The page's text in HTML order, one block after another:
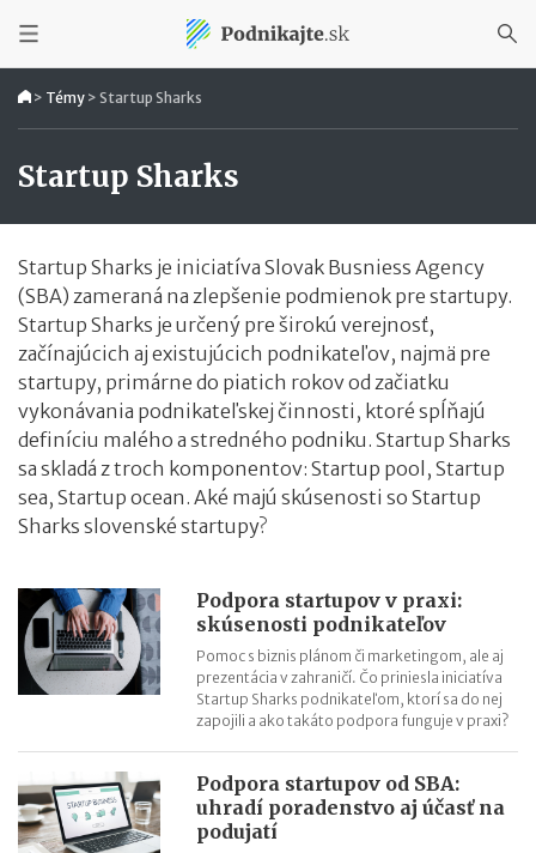
> Témy > Startup Sharks
Startup Sharks
Startup Sharks je iniciatíva Slovak Busniess Agency
(SBA) zameraná na zlepšenie podmienok pre startupy.
Startup Sharks je určený pre širokú verejnosť,
začínajúcich aj existujúcich podnikateľov, najmä pre
startupy, primárne do piatich rokov od začiatku
vykonávania podnikateľskej činnosti, ktoré spĺňajú
definíciu malého a stredného podniku. Startup Sharks
sa skladá z troch komponentov: Startup pool, Startup
sea, Startup ocean. Aké majú skúsenosti so Startup
Sharks slovenské startupy?
Podpora startupov v praxi:
skúsenosti podnikateľov
Pomoc s biznis plánom či marketingom, ale aj
prezentácia v zahraničí. Čo priniesla iniciatíva
Startup Sharks podnikateľom, ktorí sa do nej
zapojili a ako takáto podpora funguje v praxi?
Podpora startupov od SBA:
uhradí poradenstvo aj účasť na
podujatí